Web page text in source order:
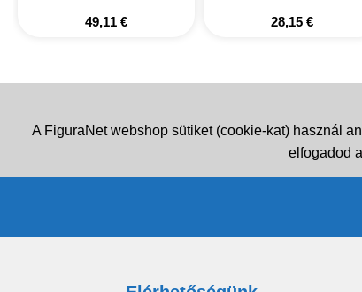
49,11 € 28,15 €
A FiguraNet webshop sütiket (cookie-kat) használ
elfogadod